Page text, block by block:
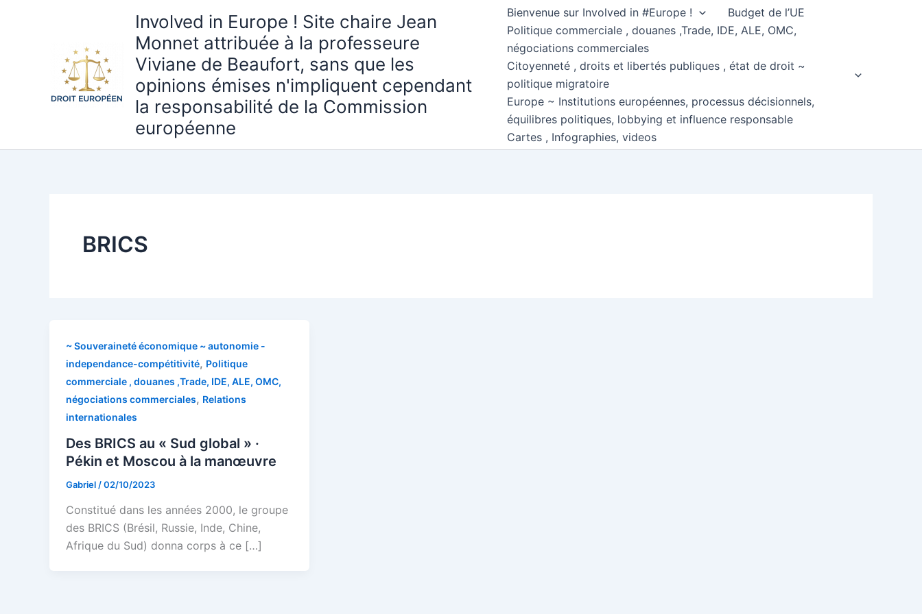
Involved in Europe ! Site chaire Jean
Monnet attribuée à la professeure
Viviane de Beaufort, sans que les
opinions émises n'impliquent cependant
la responsabilité de la Commission
européenne
Bienvenue sur Involved in #Europe !
Budget de l’UE
Politique commerciale , douanes ,Trade, IDE, ALE, OMC,
négociations commerciales
Citoyenneté , droits et libertés publiques , état de droit ~
politique migratoire
Europe ~ Institutions européennes, processus décisionnels,
équilibres politiques, lobbying et influence responsable
Cartes , Infographies, videos
BRICS
~ Souveraineté économique ~ autonomie -
independance-compétitivité, Politique
commerciale , douanes ,Trade, IDE, ALE, OMC,
négociations commerciales, Relations
internationales
Des BRICS au « Sud global » ·
Pékin et Moscou à la manœuvre
Gabriel /02/10/2023
Constitué dans les années 2000, le groupe
des BRICS (Brésil, Russie, Inde, Chine,
Afrique du Sud) donna corps à ce […]